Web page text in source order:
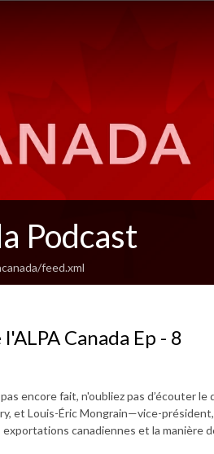
Podcast
feed.xml
Canada Ep - 8
encore fait, n'oubliez pas d’écouter
et Louis-Éric Mongrain—vice-
canadiennes et la manière